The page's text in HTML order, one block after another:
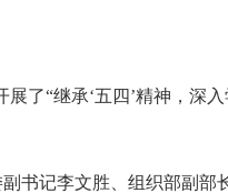
了“继承‘五四’精神，深
书记李文胜、组织部副部